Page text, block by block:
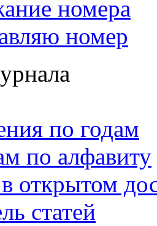
номера
номер
по годам
по алфавиту
открытом
статей